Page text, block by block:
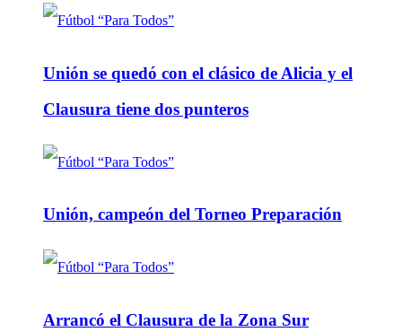
Unión se quedó con el clásico de Alicia y el
Clausura tiene dos punteros
Unión, campeón del Torneo Preparación
Arrancó el Clausura de la Zona Sur